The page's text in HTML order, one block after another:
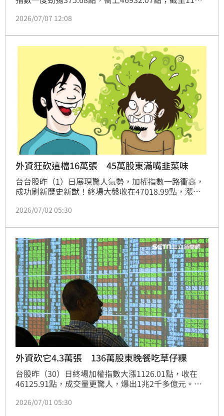
0.13%；其中，金控族群表現相當搶眼，元大金
齊步走揚。由於近期台股震盪劇烈，市場也解讀，資金
疑似有轉進金融股避險的跡象。
2026/07/07 12:08
外資狂砍這檔16萬張 45萬股東滿嘴韭菜味
台台股昨（1）日展現驚人氣勢，加權指數一路衝高，
成功刷新歷史新猷！終場大盤收在47018.99點，漲幅
字，市場買氣沸騰可見一斑。擁有約45萬名股東的友達
砍16萬3160張，終場股價下跌2.05元、跌幅6.27%，
收在30.65元。
2026/07/02 05:30
外資砍它4.3萬張 136萬股東晚餐吃草仔粿
台股昨（30）日終場加權指數大漲1126.01點，收在
46125.91點，成交量更驚人，爆出1兆2千多億元。擁
宰」對象，單日狠砍4萬3106張，終場股價下跌0.25
2026/07/01 05:30